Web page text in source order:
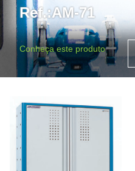
Ref.:AM-71
Conheça este produto